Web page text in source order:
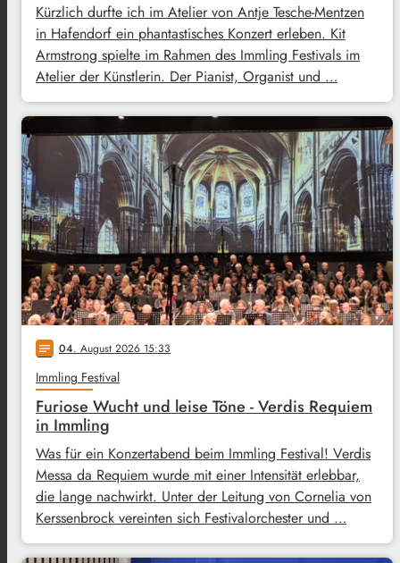
Kürzlich durfte ich im Atelier von Antje Tesche-Mentzen
in Hafendorf ein phantastisches Konzert erleben. Kit
Armstrong spielte im Rahmen des Immling Festivals im
Atelier der Künstlerin. Der Pianist, Organist und …
notes 04. August 2026 15:33
Immling Festival
Furiose Wucht und leise Töne - Verdis Requiem
in Immling
Was für ein Konzertabend beim Immling Festival! Verdis
Messa da Requiem wurde mit einer Intensität erlebbar,
die lange nachwirkt. Unter der Leitung von Cornelia von
Kerssenbrock vereinten sich Festivalorchester und …